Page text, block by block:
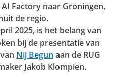
Factory naar Groningen,
de regio.
2025, is het belang van
bij de presentatie van
Nij Begun aan de RUG
Jakob Klompien.